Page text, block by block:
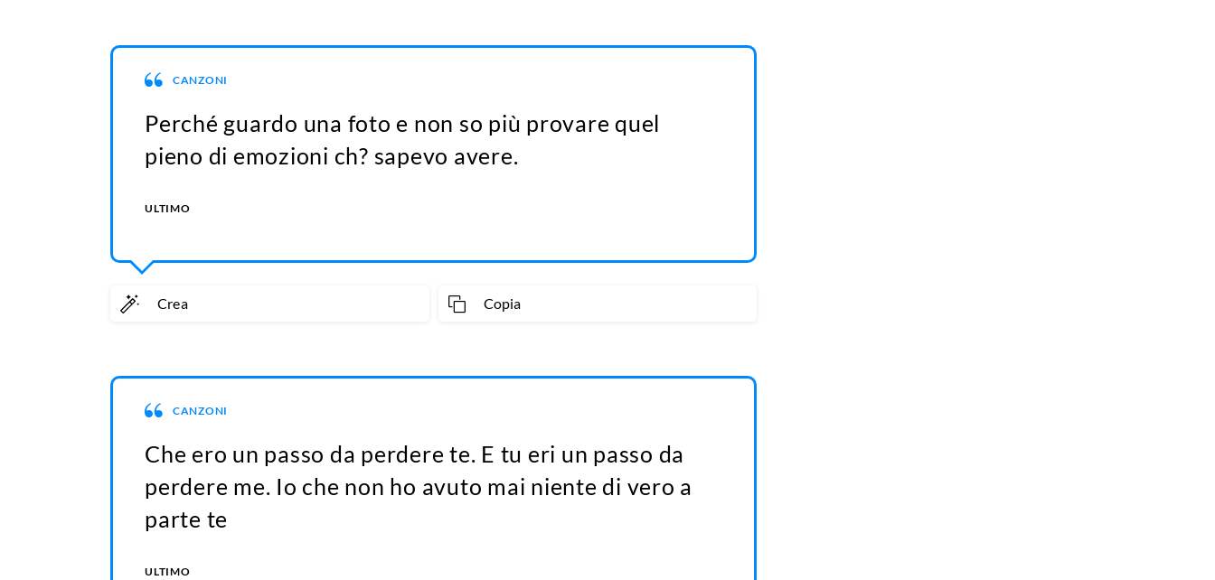
CANZONI
Perché guardo una foto e non so più provare quel
pieno di emozioni ch? sapevo avere.
ULTIMO
Crea Copia
CANZONI
Che ero un passo da perdere te. E tu eri un passo da
perdere me. Io che non ho avuto mai niente di vero a
parte te
ULTIMO